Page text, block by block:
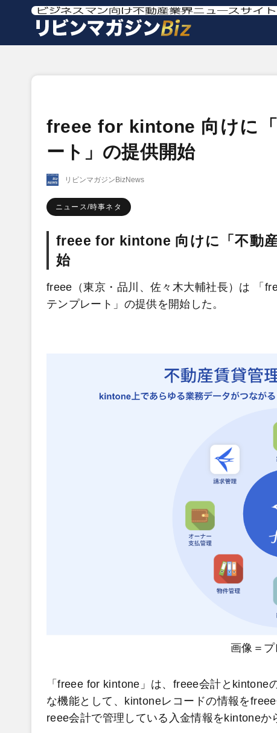
freee for kintone 向けに
ート」の提供開始
リビンマガジンBizNews
ニュース/時事ネタ
freee for kintone 向けに「不動
始
freee（東京・品川、佐々木大輔社長）は 「
テンプレート」の提供を開始した。
画像＝
「freee for kintone」は、freee会計と
な機能として、kintoneレコードの情報を
reee会計で管理している入金情報をkintoneか